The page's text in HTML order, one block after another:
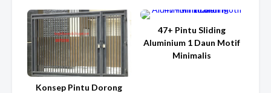
Konsep Pintu Dorong
47+ Pintu Sliding
Aluminium 1 Daun Motif
Minimalis